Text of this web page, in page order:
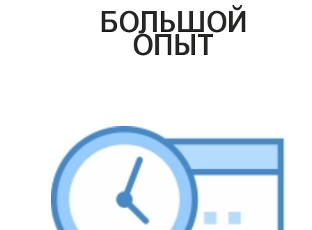
БОЛЬШОЙ
ОПЫТ